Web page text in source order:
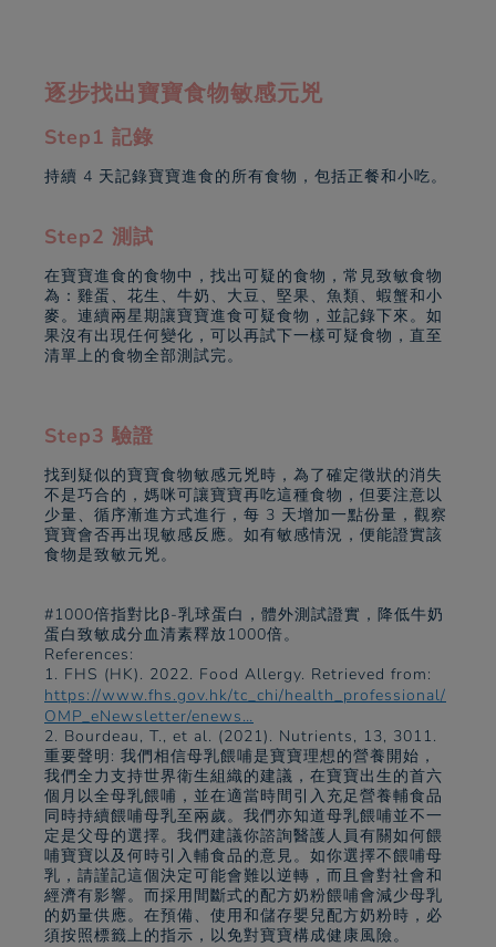
逐步找出寶寶食物敏感元兇
Step1 記錄
持續 4 天記錄寶寶進食的所有食物，包括正餐和小吃。
Step2 測試
在寶寶進食的食物中，找出可疑的食物，常見致敏食物
為：雞蛋、花生、牛奶、大豆、堅果、魚類、蝦蟹和小
麥。連續兩星期讓寶寶進食可疑食物，並記錄下來。如
果沒有出現任何變化，可以再試下一樣可疑食物，直至
清單上的食物全部測試完。
Step3 驗證
找到疑似的寶寶食物敏感元兇時，為了確定徵狀的消失
不是巧合的，媽咪可讓寶寶再吃這種食物，但要注意以
少量、循序漸進方式進行，每 3 天增加一點份量，觀察
寶寶會否再出現敏感反應。如有敏感情況，便能證實該
食物是致敏元兇。
#1000倍指對比β-乳球蛋白，體外測試證實，降低牛奶
蛋白致敏成分血清素釋放1000倍。
References:
1. FHS (HK). 2022. Food Allergy. Retrieved from:
https://www.fhs.gov.hk/tc_chi/health_professional/
OMP_eNewsletter/enews…
2. Bourdeau, T., et al. (2021). Nutrients, 13, 3011.
重要聲明: 我們相信母乳餵哺是寶寶理想的營養開始，
我們全力支持世界衛生組織的建議，在寶寶出生的首六
個月以全母乳餵哺，並在適當時間引入充足營養輔食品
同時持續餵哺母乳至兩歲。我們亦知道母乳餵哺並不一
定是父母的選擇。我們建議你諮詢醫護人員有關如何餵
哺寶寶以及何時引入輔食品的意見。如你選擇不餵哺母
乳，請謹記這個決定可能會難以逆轉，而且會對社會和
經濟有影響。而採用間斷式的配方奶粉餵哺會減少母乳
的奶量供應。在預備、使用和儲存嬰兒配方奶粉時，必
須按照標籤上的指示，以免對寶寶構成健康風險。